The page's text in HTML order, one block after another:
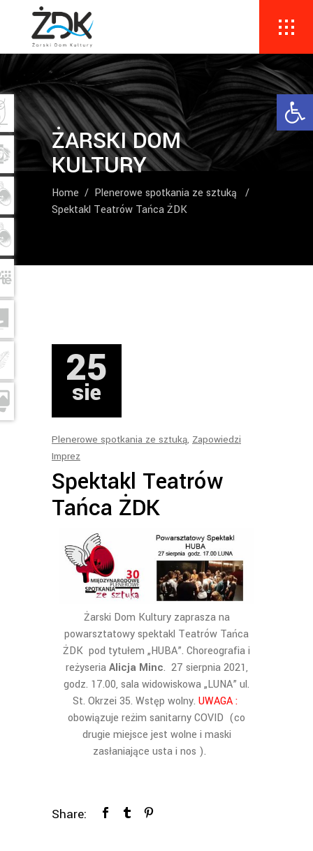
ŻARSKI DOM
KULTURY
Home / Plenerowe spotkania ze sztuką
/
Spektakl Teatrów Tańca ŻDK
25
sie
Plenerowe spotkania ze sztuką, Zapowiedzi
Imprez
Spektakl Teatrów
Tańca ŻDK
Żarski Dom Kultury zaprasza na
powarsztatowy spektakl Teatrów Tańca
ŻDK pod tytułem „HUBA”. Choreografia i
reżyseriaAlicja Minc. 27 sierpnia 2021,
godz. 17.00, sala widowiskowa „LUNA” ul.
St. Okrzei 35. Wstęp wolny. UWAGA :
obowiązuje reżim sanitarny COVID (co
drugie miejsce jest wolne i maski
zasłaniające usta i nos ).
Share: